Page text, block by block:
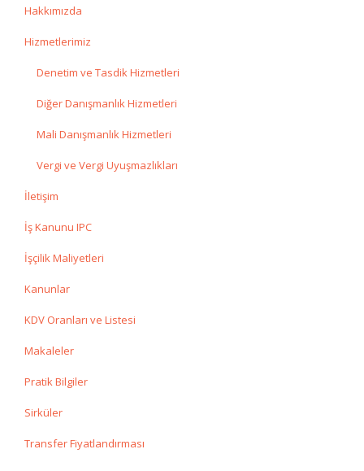
Hakkımızda
Hizmetlerimiz
Denetim ve Tasdik Hizmetleri
Diğer Danışmanlık Hizmetleri
Mali Danışmanlık Hizmetleri
Vergi ve Vergi Uyuşmazlıkları
İletişim
İş Kanunu IPC
İşçilik Maliyetleri
Kanunlar
KDV Oranları ve Listesi
Makaleler
Pratik Bilgiler
Sirküler
Transfer Fiyatlandırması